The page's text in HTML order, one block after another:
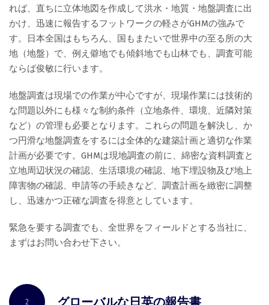
れば、直ちに立体地図を作成して洪水・地質・地盤調査に出
かけ、迅速に報告するフットワークの軽さがGHMの強みで
す。日本全国はもちろん、国もまたいで世界中の至る所の大
地（地盤）で、例え僻地でも傾斜地でも山林でも、調査可能
ならば俊敏に行います。
地盤調査は現場での作業が中心ですが、現場作業には技術的
な問題以外にも様々な制約条件（立地条件、環境、近隣対策
など）の管理も必要となります。これらの問題を解決し、か
つ円滑な地盤調査をするには全体的な建築計画と適切な作業
計画が必要です。GHMは現地調査の前に、綿密な資料調査と
立地周辺状況の確認、生活環境の確認、地下埋設物及び地上
障害物の確認、申請等の手続きなど、調査計画を緻密に調整
し、迅速かつ正確な調査を得意としています。
緊急を要する調査でも、全世界をフィールドとする当社に、
まずはお問い合わせ下さい。
2 グローバルな日英の報告書